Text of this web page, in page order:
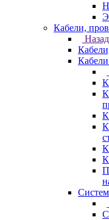
Кабели,
Назад